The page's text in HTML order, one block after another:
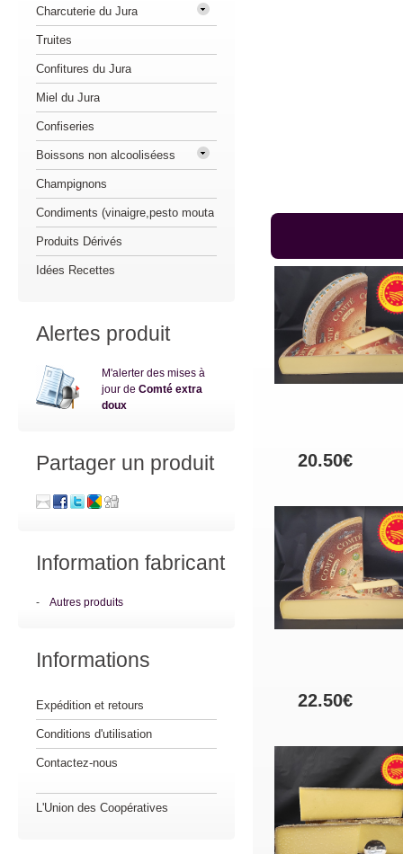
20.50€
22.50€
Charcuterie du Jura
Truites
Confitures du Jura
Miel du Jura
Confiseries
Boissons non alcooliséess
Champignons
Condiments (vinaigre,pesto mouta
Produits Dérivés
Idées Recettes
Alertes produit
M'alerter des mises à
jour de Comté extra
doux
Partager un produit
Information fabricant
- Autres produits
Informations
Expédition et retours
Conditions d'utilisation
Contactez-nous
L'Union des Coopératives